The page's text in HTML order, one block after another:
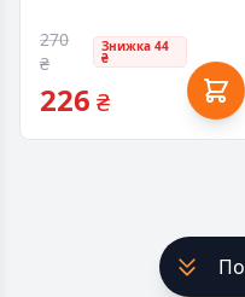
270
₴
Знижка 44
₴
226 ₴